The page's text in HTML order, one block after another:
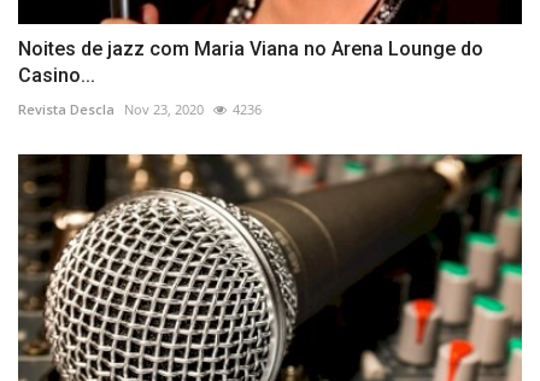
Noites de jazz com Maria Viana no Arena Lounge do
Casino...
Revista Descla Nov 23, 2020 4236